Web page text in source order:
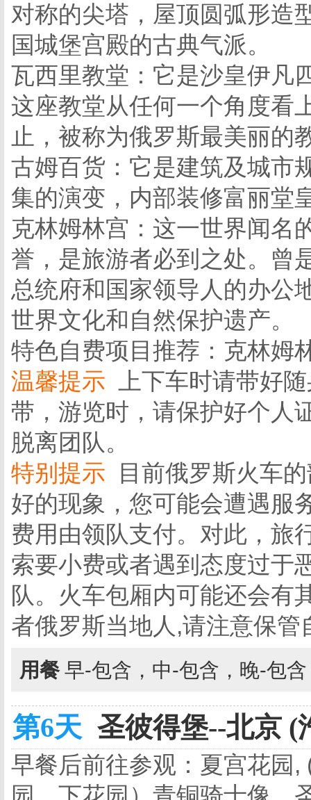
对称的尖塔，屋顶圆弧形造
国城堡宫殿的古典气派。
瓦西里教堂：它是沙皇伊凡
这座教堂从任何一个角度看
止，被称为俄罗斯最美丽的
古姆百货：它是建筑及城市
集的演变，内部装修富丽堂
克林姆林宫：这一世界闻名
誉，是旅游者必到之处。曾
总统府和国家领导人的办公
世界文化和自然保护遗产。
特色自费项目推荐：克林姆
温馨提示
上下车时请带好
带，游览时，请保护好个人
脱离团队。
特别提示 目前俄罗斯火车
好的现象，您可能会遭遇服
费用由领队支付。对此，旅
索要小费或者遇到态度过于
队。火车包厢内可能还会有
者俄罗斯当地人,请注意保管
用餐 早-包含，中-包含，晚-包
第6天 圣彼得堡--北京 (
早餐后前往参观：夏宫花园